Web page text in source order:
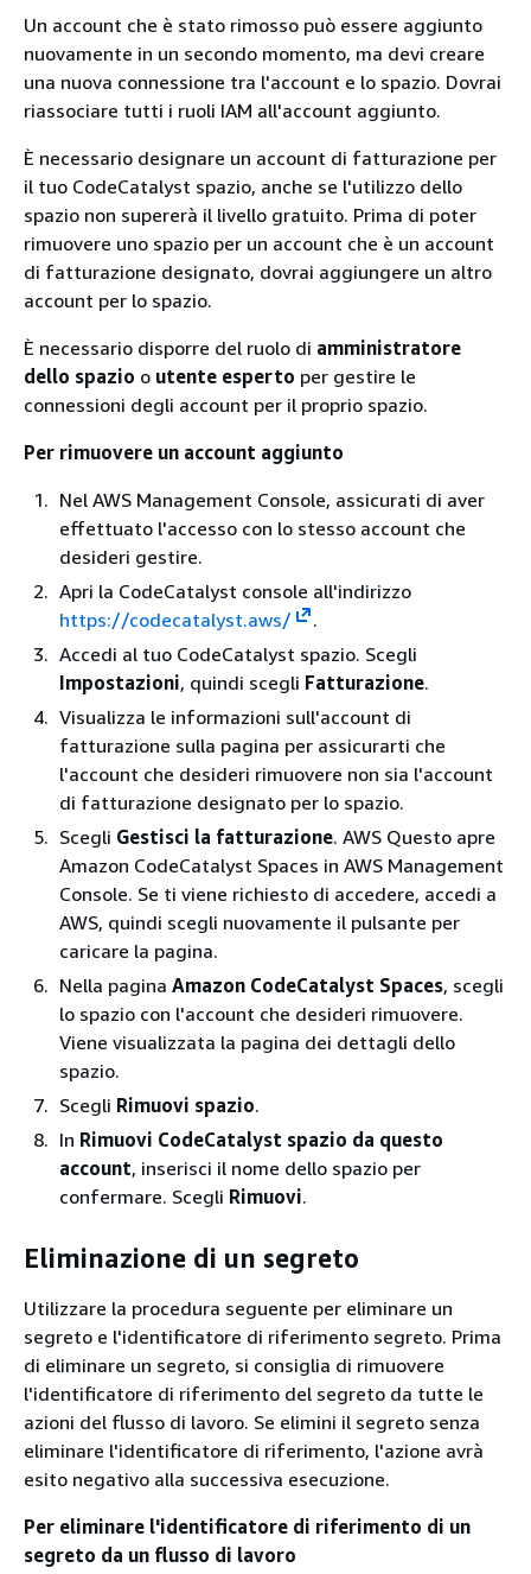
Un account che è stato rimosso può essere aggiunto
nuovamente in un secondo momento, ma devi creare
una nuova connessione tra l'account e lo spazio. Dovrai
riassociare tutti i ruoli IAM all'account aggiunto.
È necessario designare un account di fatturazione per
il tuo CodeCatalyst spazio, anche se l'utilizzo dello
spazio non supererà il livello gratuito. Prima di poter
rimuovere uno spazio per un account che è un account
di fatturazione designato, dovrai aggiungere un altro
account per lo spazio.
È necessario disporre del ruolo di amministratore
dello spazio o utente esperto per gestire le
connessioni degli account per il proprio spazio.
Per rimuovere un account aggiunto
Nel AWS Management Console, assicurati di aver
effettuato l'accesso con lo stesso account che
desideri gestire.
Apri la CodeCatalyst console all'indirizzo
https://codecatalyst.aws/
.
Accedi al tuo CodeCatalyst spazio. Scegli
Impostazioni, quindi scegli Fatturazione.
Visualizza le informazioni sull'account di
fatturazione sulla pagina per assicurarti che
l'account che desideri rimuovere non sia l'account
di fatturazione designato per lo spazio.
Scegli Gestisci la fatturazione. AWS Questo apre
Amazon CodeCatalyst Spaces in AWS Management
Console. Se ti viene richiesto di accedere, accedi a
AWS, quindi scegli nuovamente il pulsante per
caricare la pagina.
Nella pagina Amazon CodeCatalyst Spaces, scegli
lo spazio con l'account che desideri rimuovere.
Viene visualizzata la pagina dei dettagli dello
spazio.
Scegli Rimuovi spazio.
In Rimuovi CodeCatalyst spazio da questo
account, inserisci il nome dello spazio per
confermare. Scegli Rimuovi.
Eliminazione di un segreto
Utilizzare la procedura seguente per eliminare un
segreto e l'identificatore di riferimento segreto. Prima
di eliminare un segreto, si consiglia di rimuovere
l'identificatore di riferimento del segreto da tutte le
azioni del flusso di lavoro. Se elimini il segreto senza
eliminare l'identificatore di riferimento, l'azione avrà
esito negativo alla successiva esecuzione.
Per eliminare l'identificatore di riferimento di un
segreto da un flusso di lavoro